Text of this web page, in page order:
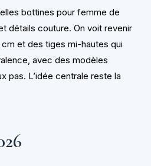
bottines pour femme de
détails couture. On voit revenir
et des tiges mi-hautes qui
avec des modèles
pas. L’idée centrale reste la